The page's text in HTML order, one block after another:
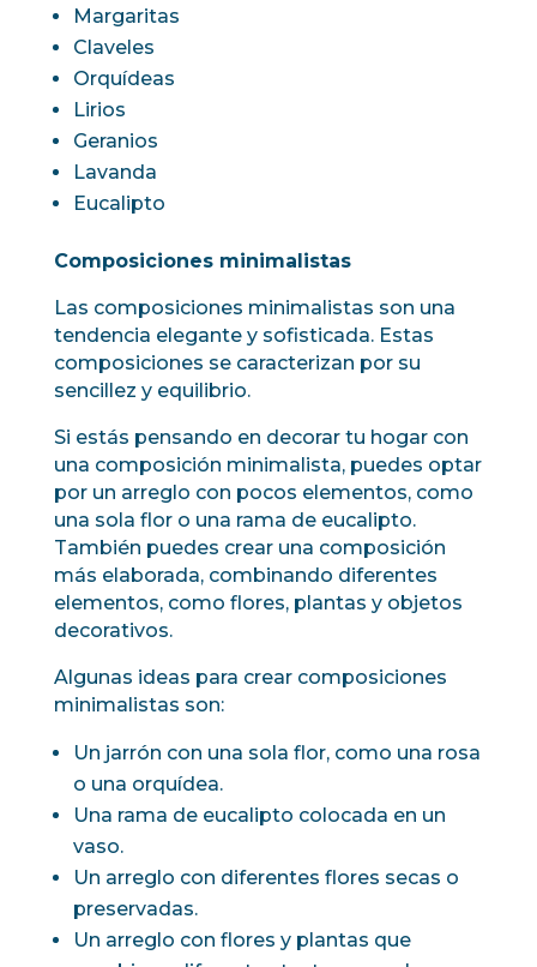
Margaritas
Claveles
Orquídeas
Lirios
Geranios
Lavanda
Eucalipto
Composiciones minimalistas
Las composiciones minimalistas son una
tendencia elegante y sofisticada. Estas
composiciones se caracterizan por su
sencillez y equilibrio.
Si estás pensando en decorar tu hogar con
una composición minimalista, puedes optar
por un arreglo con pocos elementos, como
una sola flor o una rama de eucalipto.
También puedes crear una composición
más elaborada, combinando diferentes
elementos, como flores, plantas y objetos
decorativos.
Algunas ideas para crear composiciones
minimalistas son:
Un jarrón con una sola flor, como una rosa
o una orquídea.
Una rama de eucalipto colocada en un
vaso.
Un arreglo con diferentes flores secas o
preservadas.
Un arreglo con flores y plantas que